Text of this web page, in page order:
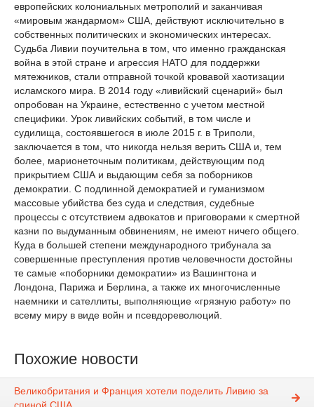
европейских колониальных метрополий и заканчивая
«мировым жандармом» США, действуют исключительно в
собственных политических и экономических интересах.
Судьба Ливии поучительна в том, что именно гражданская
война в этой стране и агрессия НАТО для поддержки
мятежников, стали отправной точкой кровавой хаотизации
исламского мира. В 2014 году «ливийский сценарий» был
опробован на Украине, естественно с учетом местной
специфики. Урок ливийских событий, в том числе и
судилища, состоявшегося в июле 2015 г. в Триполи,
заключается в том, что никогда нельзя верить США и, тем
более, марионеточным политикам, действующим под
прикрытием США и выдающим себя за поборников
демократии. С подлинной демократией и гуманизмом
массовые убийства без суда и следствия, судебные
процессы с отсутствием адвокатов и приговорами к смертной
казни по выдуманным обвинениям, не имеют ничего общего.
Куда в большей степени международного трибунала за
совершенные преступления против человечности достойны
те самые «поборники демократии» из Вашингтона и
Лондона, Парижа и Берлина, а также их многочисленные
наемники и сателлиты, выполняющие «грязную работу» по
всему миру в виде войн и псевдореволюций.
Похожие новости
Великобритания и Франция хотели поделить Ливию за